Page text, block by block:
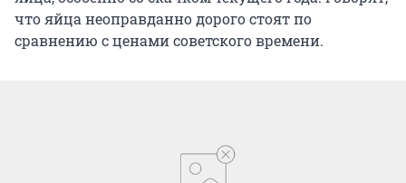
что яйца неоправданно дорого стоят по
сравнению с ценами советского времени.